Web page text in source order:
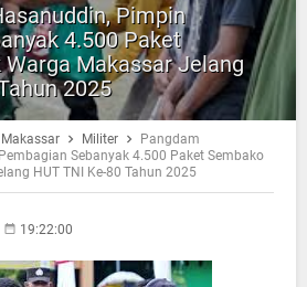
Pimpin
4.500 Paket
Makassar Jelang
2025
Makassar Militer
Pangdam
Sebanyak 4.500 Paket Sembako
HUT TNI Ke-80 Tahun 2025
19:22:00